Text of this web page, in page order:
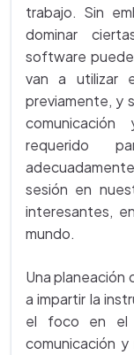
trabajo. Sin
dominar
software puede
van a utilizar
previamente, y
requerido
sesión en
interesantes,
mundo.
Una planeación
a impartir la
el foco en el
comunicación